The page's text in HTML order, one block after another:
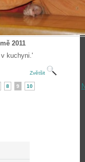
2011
kuchyni.'
Zvětšit
8 9 10